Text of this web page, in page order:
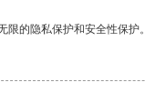
的隐私保护和安全性保护。